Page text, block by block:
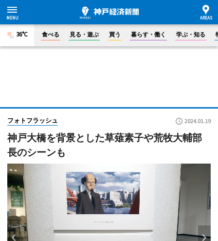
36°C 食べる 見る・遊ぶ 買う 暮らす・働く 学ぶ・知る
フォトフラッシュ 2024.01.19
神戸大橋を背景とした草薙素子や荒牧大輔部
長のシーンも